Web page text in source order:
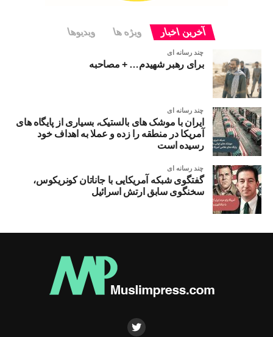
آخرین اخبار ويژه ها ویدیوها
چند رسانه ای
برای رهبر شهیدم… + مصاحبه
چند رسانه ای
ایران با موشک های بالستیک، بسیاری از پایگاه های
آمریکا در منطقه را زده و عملا به اهداف خود
رسیده است
چند رسانه ای
گفتگوی شبکه آمریکایی با جاناتان کونریکوس،
سخنگوی سابق ارتش اسرائیل